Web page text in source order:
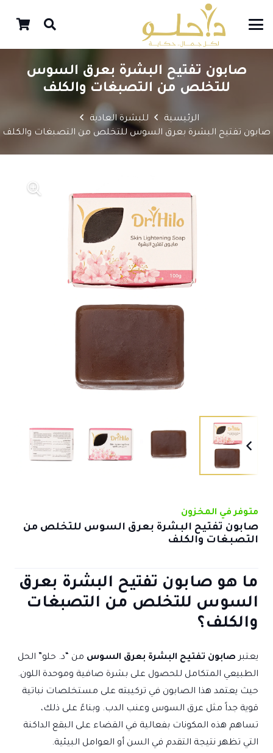
صابون تفتيح البشرة بعرق السوس
للتخلص من التصبغات والكلف
الرئيسية
للبشرة العادية
صابون تفتيح البشرة بعرق السوس للتخلص من التصبغات والكلف
متوفر في المخزون
صابون تفتيح البشرة بعرق السوس للتخلص من
التصبغات والكلف
ما هو صابون تفتيح البشرة بعرق
السوس للتخلص من التصبغات
والكلف؟
يعتبر صابون تفتيح البشرة بعرق السوس من “د. حلو” الحل
الطبيعي المتكامل للحصول على بشرة صافية وموحدة اللون.
حيث يعتمد هذا الصابون في تركيبته على مستخلصات نباتية
قوية جداً مثل عرق السوس وعنب الدب. وبناءً على ذلك،
تساهم هذه المكونات بفعالية في القضاء على البقع الداكنة
التي تظهر نتيجة التقدم في السن أو العوامل البيئية.